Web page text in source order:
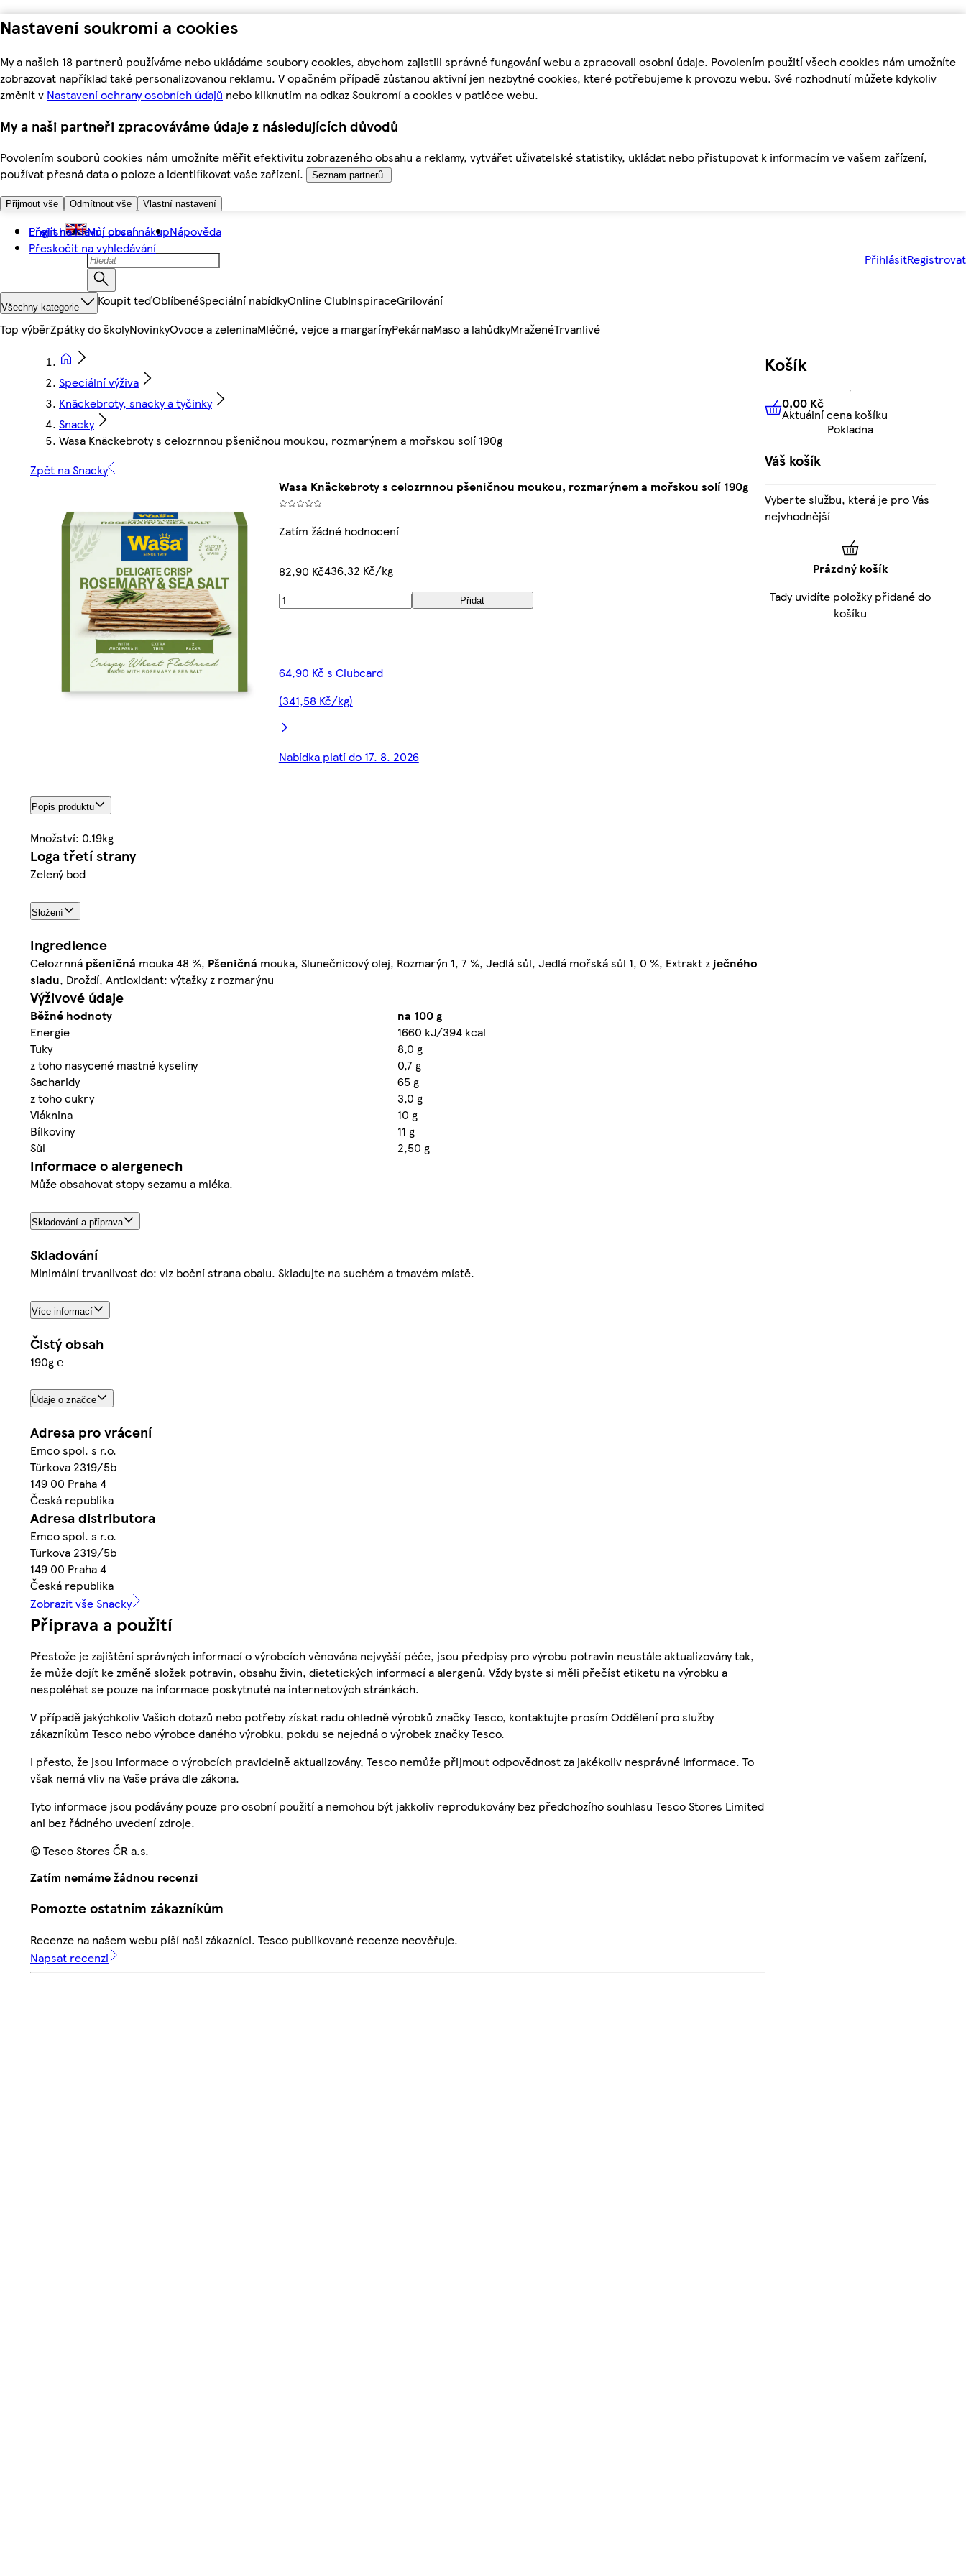
Nastavení soukromí a cookies
My a našich 18 partnerů používáme nebo ukládáme soubory cookies, abychom zajistili správné fungování webu a zpracovali osobní údaje. Povolením použití všech cookies nám umožníte
zobrazovat například také personalizovanou reklamu. V opačném případě zůstanou aktivní jen nezbytné cookies, které potřebujeme k provozu webu. Své rozhodnutí můžete kdykoliv
změnit v Nastavení ochrany osobních údajů nebo kliknutím na odkaz Soukromí a cookies v patičce webu.
My a naši partneři zpracováváme údaje z následujících důvodů
Povolením souborů cookies nám umožníte měřit efektivitu zobrazeného obsahu a reklamy, vytvářet uživatelské statistiky, ukládat nebo přistupovat k informacím ve vašem zařízení,
používat přesná data o poloze a identifikovat vaše zařízení.
Seznam partnerů.
Přijmout vše Odmítnout vše Vlastní nastavení
Přejít na hlavní obsah
Přeskočit na vyhledávání
English Můj první nákupNápověda
PřihlásitRegistrovat
Všechny kategorie Koupit teďOblíbenéSpeciální nabídkyOnline ClubInspiraceGrilování
Top výběrZpátky do školyNovinkyOvoce a zeleninaMléčné, vejce a margarínyPekárnaMaso a lahůdkyMraženéTrvanlivé
Speciální výživa
Knäckebroty, snacky a tyčinky
Snacky
Wasa Knäckebroty s celozrnnou pšeničnou moukou, rozmarýnem a mořskou solí 190g
Zpět na Snacky
Wasa Knäckebroty s celozrnnou pšeničnou moukou, rozmarýnem a mořskou solí 190g
Zatím žádné hodnocení
82,90 Kč436,32 Kč/kg
Přidat
64,90 Kč s Clubcard
(341,58 Kč/kg)
Nabídka platí do 17. 8. 2026
Popis produktu
Množství: 0.19kg
Loga třetí strany
Zelený bod
Složení
Ingredience
Celozrnná pšeničná mouka 48 %, Pšeničná mouka, Slunečnicový olej, Rozmarýn 1, 7 %, Jedlá sůl, Jedlá mořská sůl 1, 0 %, Extrakt z ječného
sladu, Droždí, Antioxidant: výtažky z rozmarýnu
Výživové údaje
Běžné hodnoty
na 100 g
Energie
1660 kJ/394 kcal
Tuky
8,0 g
z toho nasycené mastné kyseliny
0,7 g
Sacharidy
65 g
z toho cukry
3,0 g
Vláknina
10 g
Bílkoviny
11 g
Sůl
2,50 g
Informace o alergenech
Může obsahovat stopy sezamu a mléka.
Skladování a příprava
Skladování
Minimální trvanlivost do: viz boční strana obalu. Skladujte na suchém a tmavém místě.
Více informací
Čistý obsah
190g ℮
Údaje o značce
Adresa pro vrácení
Emco spol. s r.o.
Türkova 2319/5b
149 00 Praha 4
Česká republika
Adresa distributora
Emco spol. s r.o.
Türkova 2319/5b
149 00 Praha 4
Česká republika
Zobrazit vše Snacky
Příprava a použití
Přestože je zajištění správných informací o výrobcích věnována nejvyšší péče, jsou předpisy pro výrobu potravin neustále aktualizovány tak,
že může dojít ke změně složek potravin, obsahu živin, dietetických informací a alergenů. Vždy byste si měli přečíst etiketu na výrobku a
nespoléhat se pouze na informace poskytnuté na internetových stránkách.
V případě jakýchkoliv Vašich dotazů nebo potřeby získat radu ohledně výrobků značky Tesco, kontaktujte prosím Oddělení pro služby
zákazníkům Tesco nebo výrobce daného výrobku, pokdu se nejedná o výrobek značky Tesco.
I přesto, že jsou informace o výrobcích pravidelně aktualizovány, Tesco nemůže přijmout odpovědnost za jakékoliv nesprávné informace. To
však nemá vliv na Vaše práva dle zákona.
Tyto informace jsou podávány pouze pro osobní použití a nemohou být jakkoliv reprodukovány bez předchozího souhlasu Tesco Stores Limited
ani bez řádného uvedení zdroje.
© Tesco Stores ČR a.s.
Zatím nemáme žádnou recenzi
Pomozte ostatním zákazníkům
Recenze na našem webu píší naši zákazníci. Tesco publikované recenze neověřuje.
Napsat recenzi
Košík
0,00 KčAktuální cena košíku
0,00 Kč
Aktuální cena košíku
Pokladna
Váš košík
Vyberte službu, která je pro Vás
nejvhodnější
Prázdný košík
Tady uvidíte položky přidané do
košíku